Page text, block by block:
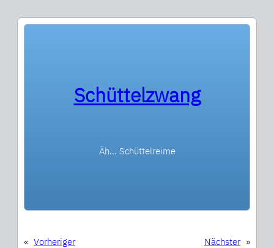
Schüttelzwang
Äh… Schüttelreime
« Vorheriger Nächster »